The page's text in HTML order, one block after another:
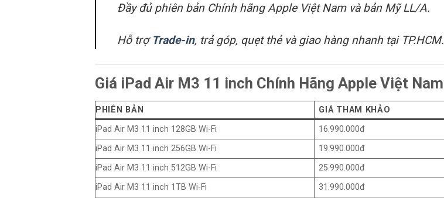
Đầy đủ phiên bản Chính hãng Apple Việt Nam và bản Mỹ LL/A.
Hỗ trợ Trade-in, trả góp, quẹt thẻ và giao hàng nhanh tại TP.HCM.
Giá iPad Air M3 11 inch Chính Hãng Apple Việt Nam
PHIÊN BẢN
GIÁ THAM KHẢO
iPad Air M3 11 inch 128GB Wi-Fi
16.990.000đ
iPad Air M3 11 inch 256GB Wi-Fi
19.990.000đ
iPad Air M3 11 inch 512GB Wi-Fi
25.990.000đ
iPad Air M3 11 inch 1TB Wi-Fi
31.990.000đ